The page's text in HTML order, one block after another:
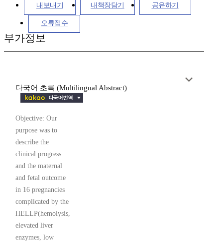
내보내기 내책장담기 공유하기
오류접수
부가정보
다국어 초록 (Multilingual Abstract)
Objective: Our
purpose was to
describe the
clinical progress
and the maternal
and fetal outcome
in 16 pregnancies
complicated by the
HELLP(hemolysis,
elevated liver
enzymes, low